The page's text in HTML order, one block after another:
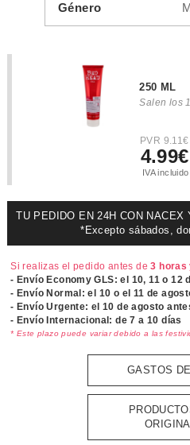
Género
250 ML
Salen los
PVR 9.11€
4.99€
IVA incluido
TU PEDIDO EN 24H CON NACEX
*Excepto sábados,
Si realizas el pedido antes de3 horas
- Envío Economy GLS: el 10, 11 o 12
- Envío Normal: el 10 o el 11 de
- Envío Urgente: el10 de agosto
- Envío Internacional: de 7 a 10 días
* Este plazo puede variar debido a las
GASTOS